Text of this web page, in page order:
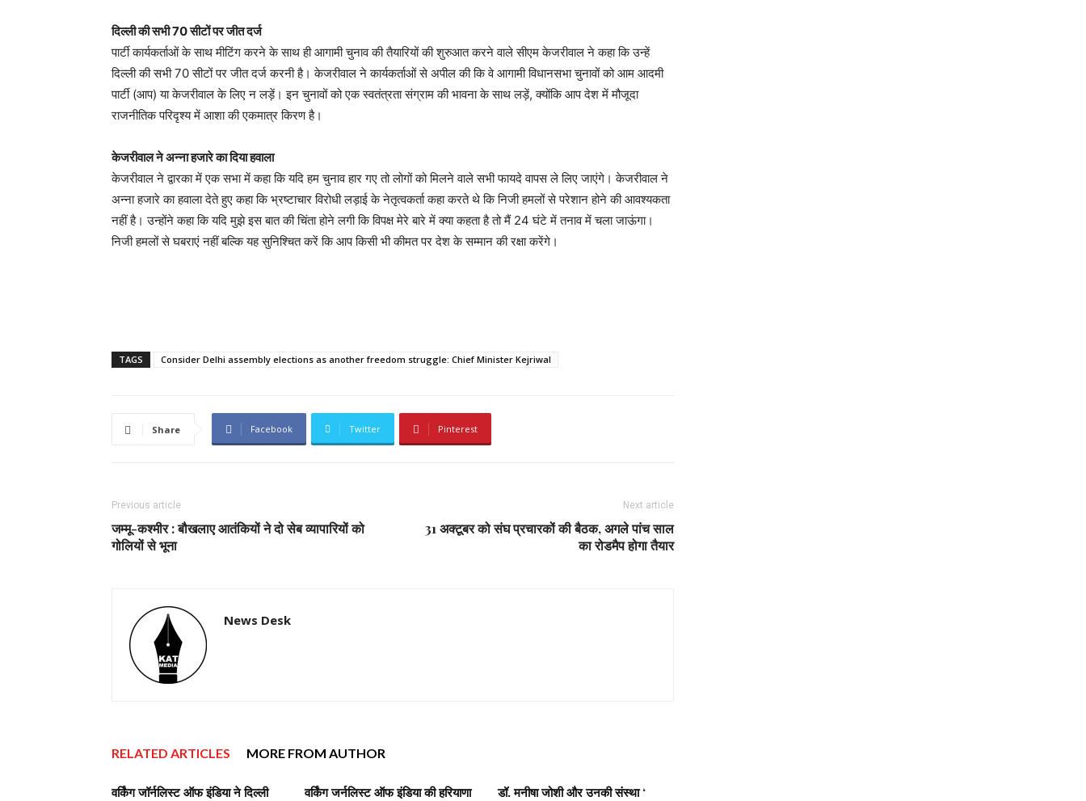
दिल्ली की सभी 70 सीटों पर जीत दर्ज
पार्टी कार्यकर्ताओं के साथ मीटिंग करने के साथ ही आगामी चुनाव की तैयारियों की शुरुआत करने वाले सीएम केजरीवाल ने कहा कि उन्हें
दिल्ली की सभी 70 सीटों पर जीत दर्ज करनी है। केजरीवाल ने कार्यकर्ताओं से अपील की कि वे आगामी विधानसभा चुनावों को आम आदमी
पार्टी (आप) या केजरीवाल के लिए न लड़ें। इन चुनावों को एक स्वतंत्रता संग्राम की भावना के साथ लड़ें, क्योंकि आप देश में मौजूदा
राजनीतिक परिदृश्य में आशा की एकमात्र किरण है।
केजरीवाल ने अन्ना हजारे का दिया हवाला
केजरीवाल ने द्वारका में एक सभा में कहा कि यदि हम चुनाव हार गए तो लोगों को मिलने वाले सभी फायदे वापस ले लिए जाएंगे। केजरीवाल ने
अन्ना हजारे का हवाला देते हुए कहा कि भ्रष्टाचार विरोधी लड़ाई के नेतृत्वकर्ता कहा करते थे कि निजी हमलों से परेशान होने की आवश्यकता
नहीं है। उन्होंने कहा कि यदि मुझे इस बात की चिंता होने लगी कि विपक्ष मेरे बारे में क्या कहता है तो मैं 24 घंटे में तनाव में चला जाऊंगा।
निजी हमलों से घबराएं नहीं बल्कि यह सुनिश्चित करें कि आप किसी भी कीमत पर देश के सम्मान की रक्षा करेंगे।
TAGS Consider Delhi assembly elections as another freedom struggle: Chief Minister Kejriwal
Share Facebook Twitter Pinterest
Previous article
जम्मू-कश्मीर : बौखलाए आतंकियों ने दो सेब व्यापारियों को
गोलियों से भूना
Next article
31 अक्टूबर को संघ प्रचारकों की बैठक, अगले पांच साल
का रोडमैप होगा तैयार
News Desk
RELATED ARTICLES MORE FROM AUTHOR
वर्किंग जॉर्नलिस्ट ऑफ इंडिया ने दिल्ली
वर्किंग जर्नलिस्ट ऑफ इंडिया की हरियाणा
डॉ. मनीषा जोशी और उनकी संस्था ‘